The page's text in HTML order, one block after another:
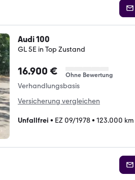
Audi 100
GL 5E in Top Zustand
16.900 € Ohne Bewertung
Verhandlungsbasis
Versicherung vergleichen
Unfallfrei • EZ 09/1978• 123.000 km